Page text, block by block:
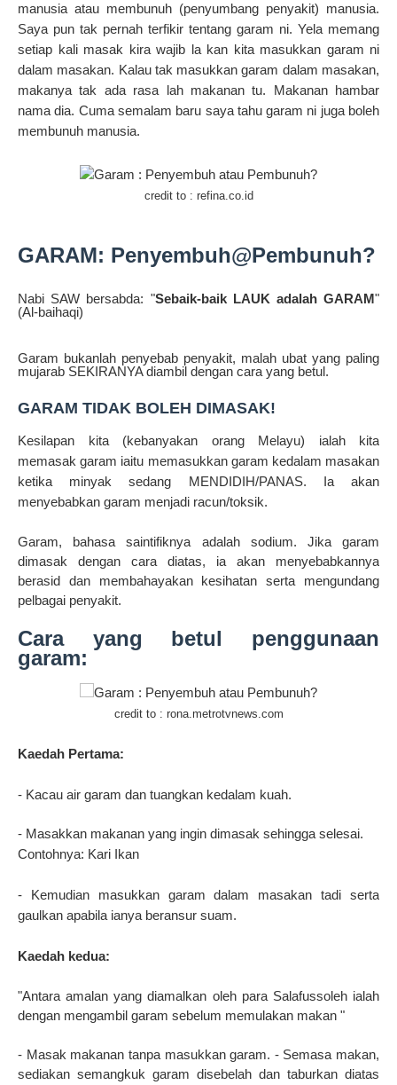
manusia atau membunuh (penyumbang penyakit) manusia.
Saya pun tak pernah terfikir tentang garam ni. Yela memang
setiap kali masak kira wajib la kan kita masukkan garam ni
dalam masakan. Kalau tak masukkan garam dalam masakan,
makanya tak ada rasa lah makanan tu. Makanan hambar
nama dia. Cuma semalam baru saya tahu garam ni juga boleh
membunuh manusia.
credit to : refina.co.id
GARAM: Penyembuh@Pembunuh?
Nabi SAW bersabda: "Sebaik-baik LAUK adalah GARAM"
(Al-baihaqi)
Garam bukanlah penyebab penyakit, malah ubat yang paling
mujarab SEKIRANYA diambil dengan cara yang betul.
GARAM TIDAK BOLEH DIMASAK!
Kesilapan kita (kebanyakan orang Melayu) ialah kita
memasak garam iaitu memasukkan garam kedalam masakan
ketika minyak sedang MENDIDIH/PANAS. Ia akan
menyebabkan garam menjadi racun/toksik.
Garam, bahasa saintifiknya adalah sodium. Jika garam
dimasak dengan cara diatas, ia akan menyebabkannya
berasid dan membahayakan kesihatan serta mengundang
pelbagai penyakit.
Cara yang betul penggunaan
garam:
credit to : rona.metrotvnews.com
Kaedah Pertama:
- Kacau air garam dan tuangkan kedalam kuah.
- Masakkan makanan yang ingin dimasak sehingga selesai.
Contohnya: Kari Ikan
- Kemudian masukkan garam dalam masakan tadi serta
gaulkan apabila ianya beransur suam.
Kaedah kedua:
"Antara amalan yang diamalkan oleh para Salafussoleh ialah
dengan mengambil garam sebelum memulakan makan "
- Masak makanan tanpa masukkan garam. - Semasa makan,
sediakan semangkuk garam disebelah dan taburkan diatas